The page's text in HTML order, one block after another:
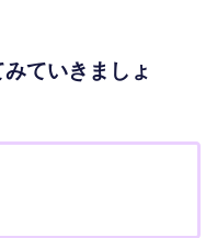
ていきましょ